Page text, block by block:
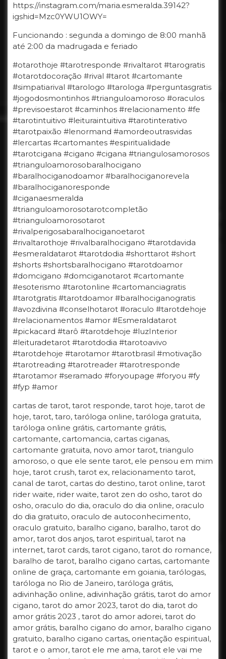
https://instagram.com/maria.esmeralda.39142?
igshid=Mzc0YWU1OWY=
Funcionando : segunda a domingo de 8:00 manhã
até 2:00 da madrugada e feriado
#otarothoje #tarotresponde #rivaltarot #tarogratis
#otarotdocoração #rival #tarot #cartomante
#simpatiarival #tarologo #tarologa #perguntasgratis
#jogodosmontinhos #trianguloamoroso #oraculos
#previsoestarot #caminhos #relacionamento #fe
#tarotintuitivo #leituraintuitiva #tarotinterativo
#tarotpaixão #lenormand #amordeoutrasvidas
#lercartas #cartomantes #espiritualidade
#tarotcigana #cigano #cigana #triangulosamorosos
#trianguloamorosobaralhocigano
#baralhociganodoamor #baralhociganorevela
#baralhociganoresponde
#ciganaesmeralda
#trianguloamorosotarotcompletão
#trianguloamorosotarot
#rivalperigosabaralhociganoetarot
#rivaltarothoje #rivalbaralhocigano #tarotdavida
#esmeraldatarot #tarotdodia #shorttarot #short
#shorts #shortsbaralhocigano #tarotdoamor
#domcigano #domciganotarot #cartomante
#esoterismo #tarotonline #cartomanciagratis
#tarotgratis #tarotdoamor #baralhociganogratis
#avozdivina #conselhotarot #oraculo #tarotdehoje
#relacionamentos #amor #Esmeraldatarot
#pickacard #tarô #tarotdehoje #luzInterior
#leituradetarot #tarotdodia #tarotoavivo
#tarotdehoje #tarotamor #tarotbrasil #motivação
#tarotreading #tarotreader #tarotresponde
#tarotamor #seramado #foryoupage #foryou #fy
#fyp #amor
cartas de tarot, tarot responde, tarot hoje, tarot de
hoje, tarot, taro, taróloga online, taróloga gratuita,
taróloga online grátis, cartomante grátis,
cartomante, cartomancia, cartas ciganas,
cartomante gratuita, novo amor tarot, triangulo
amoroso, o que ele sente tarot, ele pensou em mim
hoje, tarot crush, tarot ex, relacionamento tarot,
canal de tarot, cartas do destino, tarot online, tarot
rider waite, rider waite, tarot zen do osho, tarot do
osho, oraculo do dia, oraculo do dia online, oraculo
do dia gratuito, oraculo de autoconhecimento,
oraculo gratuito, baralho cigano, baralho, tarot do
amor, tarot dos anjos, tarot espiritual, tarot na
internet, tarot cards, tarot cigano, tarot do romance,
baralho de tarot, baralho cigano cartas, cartomante
online de graça, cartomante em goiania, tarólogas,
taróloga no Rio de Janeiro, taróloga grátis,
adivinhação online, adivinhação grátis, tarot do amor
cigano, tarot do amor 2023, tarot do dia, tarot do
amor grátis 2023 , tarot do amor adorei, tarot do
amor grátis, baralho cigano do amor, baralho cigano
gratuito, baralho cigano cartas, orientação espiritual,
tarot e o amor, tarot ele me ama, tarot ele vai me